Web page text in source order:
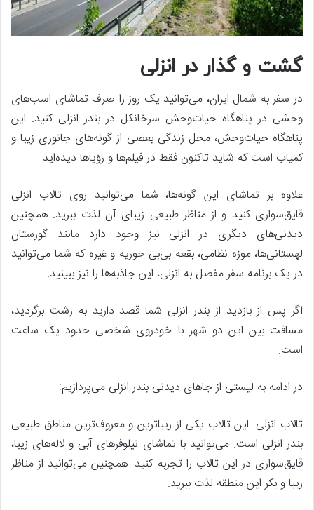
گشت و گذار در انزلی
در سفر به شمال ایران، می‌توانید یک روز را صرف تماشای اسب‌های
وحشی در پناهگاه حیات‌وحش سرخانکل در بندر انزلی کنید. این
پناهگاه حیات‌وحش، محل زندگی بعضی از گونه‌های جانوری زیبا و
کمیاب است که شاید تاکنون فقط در فیلم‌ها و رؤیاها دیده‌اید.
علاوه بر تماشای این گونه‌ها، شما می‌توانید روی تالاب انزلی
قایق‌سواری کنید و از مناظر طبیعی زیبای آن لذت ببرید. همچنین
دیدنی‌های دیگری در انزلی نیز وجود دارد مانند گورستان
لهستانی‌ها، موزه نظامی، بقعه بی‌بی حوریه و غیره که شما می‌توانید
در یک برنامه سفر مفصل به انزلی، این جاذبه‌ها را نیز ببینید.
اگر پس از بازدید از بندر انزلی شما قصد دارید به رشت برگردید،
مسافت بین این دو شهر با خودروی شخصی حدود یک ساعت
است.
در ادامه به لیستی از جاهای دیدنی بندر انزلی می‌پردازیم:
تالاب انزلی: این تالاب یکی از زیباترین و معروف‌ترین مناطق طبیعی
بندر انزلی است. می‌توانید با تماشای نیلوفرهای آبی و لاله‌های زیبا،
قایق‌سواری در این تالاب را تجربه کنید. همچنین می‌توانید از مناظر
زیبا و بکر این منطقه لذت ببرید.